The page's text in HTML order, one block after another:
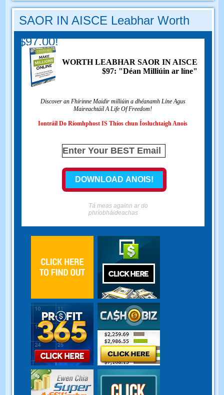
SAOR IN AISCE Leabhar Worth
$97.00!
WORTH LEABHAR SAOR IN AISCE
$97: "Déan Milliúin ar líne"
Discover an Fhírinne Maidir milliúin a dhéanamh Líne Agus
Maireachtáil A Life Of Freedom!
Iontráil Do Ríomhphost IS Thíos chun Íosluchtaigh Anois
Tá meas againn ar do
phríobháideachas